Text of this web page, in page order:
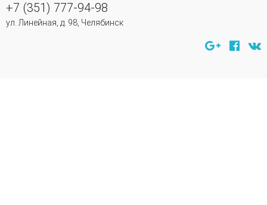
+7 (351) 777-94-98
ул. Линейная, д. 98, Челябинск